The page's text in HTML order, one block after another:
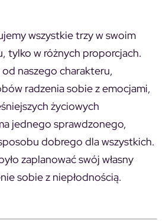
wszystkie trzy w swoim
tylko w różnych proporcjach.
naszego charakteru,
radzenia sobie z emocjami,
życiowych
jednego sprawdzonego,
dobrego dla wszystkich.
zaplanować swój własny
sobie z niepłodnością.